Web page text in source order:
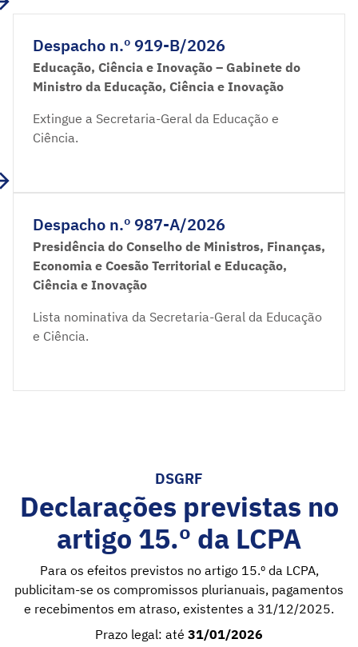
Despacho n.º 919-B/2026
Educação, Ciência e Inovação – Gabinete do
Ministro da Educação, Ciência e Inovação
Extingue a Secretaria-Geral da Educação e
Ciência.
Despacho n.º 987-A/2026
Presidência do Conselho de Ministros, Finanças,
Economia e Coesão Territorial e Educação,
Ciência e Inovação
Lista nominativa da Secretaria-Geral da Educação
e Ciência.
DSGRF
Declarações previstas no
artigo 15.º da LCPA
Para os efeitos previstos no artigo 15.º da LCPA,
publicitam-se os compromissos plurianuais, pagamentos
e recebimentos em atraso, existentes a 31/12/2025.
Prazo legal: até 31/01/2026